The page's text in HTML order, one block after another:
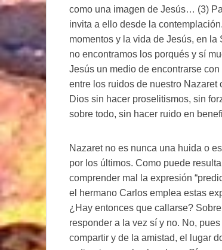
como una imagen de Jesús… (3)
invita a ello desde la
momentos y la vida de Jesús, en
no encontramos los porqués y sí
Jesús un medio de encontrarse
entre los ruidos de nuestro
Dios sin hacer proselitismos, sin
sobre todo, sin hacer ruido en
Nazaret no es nunca una huida o
por los últimos. Como puede
comprender mal la expresión
el hermano Carlos emplea estas
¿Hay entonces que callarse?
responder a la vez sí y no. No,
compartir y de la amistad, el lugar